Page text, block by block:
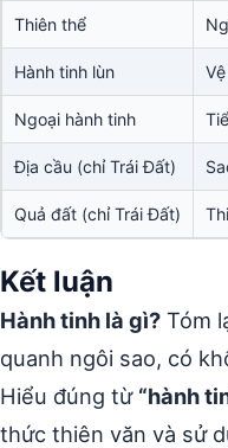
Thiên thể
Hành tinh lùn
Ngoại hành tinh
Địa cầu (chỉ Trái Đất)
Quả đất (chỉ Trái Đất)
Kết luận
Hành tinh là gì? Tóm
quanh ngôi sao, có
Hiểu đúng từ “hành
thức thiên văn và sử